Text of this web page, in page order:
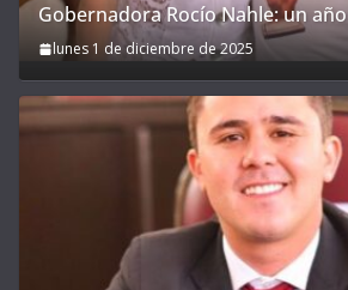
Gobernadora Rocío Nahle: un año
lunes 1 de diciembre de 2025